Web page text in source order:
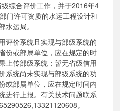
综合评价工作，并于2016年4
门许可资质的水运工程设计和
水运局。
评价系统且实现与部级系统的
份或部属单位，应在规定的时
上传部级系统；暂无省级信用
系统尚未实现与部级系统的功
或部属单位，应在规定时间内
进行上报。有关技术问题联系
。